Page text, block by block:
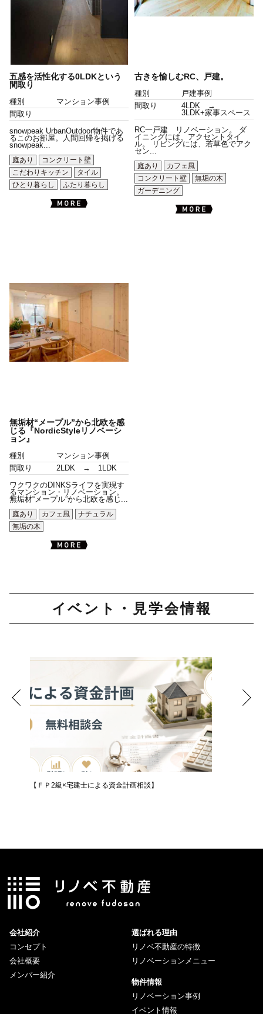
五感を活性化する0LDKという
間取り
種別
マンション事例
間取り
snowpeak UrbanOutdoor物件であ
るこのお部屋。人間回帰を掲げる
snowpeak...
庭あり
コンクリート壁
こだわりキッチン
タイル
ひとり暮らし
ふたり暮らし
古きを愉しむRC、戸建。
種別
戸建事例
間取り
4LDK →
3LDK+家事スペース
RC一戸建 リノベーション。 ダ
イニングには、アクセントタイ
ル。 リビングには、若草色でアク
セン...
庭あり
カフェ風
コンクリート壁
無垢の木
ガーデニング
無垢材“メープル”から北欧を感
じる『NordicStyleリノベーシ
ョン』
種別
マンション事例
間取り
2LDK → 1LDK
ワクワクのDINKSライフを実現す
るマンション・リノベーション。
無垢材“メープル”から北欧を感じ...
庭あり
カフェ風
ナチュラル
無垢の木
イベント・見学会情報
【ＦＰ2級×宅建士による資金計画相談】
会社紹介
コンセプト
会社概要
メンバー紹介
選ばれる理由
リノベ不動産の特徴
リノベーションメニュー
物件情報
リノベーション事例
イベント情報